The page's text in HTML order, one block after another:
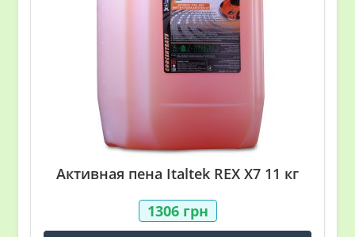
Активная пена Italtek REX X7 11 кг
1306 грн